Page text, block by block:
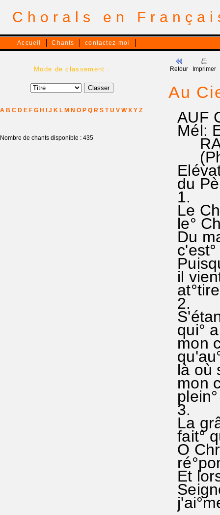
Chorals en
Accueil Chants contactez-moi
Mode de classement :
A B C D E F G H J K L M N O P Q R S T U V W X Y Z
Nombre de chants disponible : 435
Retour Imprimer
Au
AUF
Mél:
RA
(Ph
du
1.
Le
le°
Du
il
2.
qui°
mon
là où
3.
La
fait°
O
Et